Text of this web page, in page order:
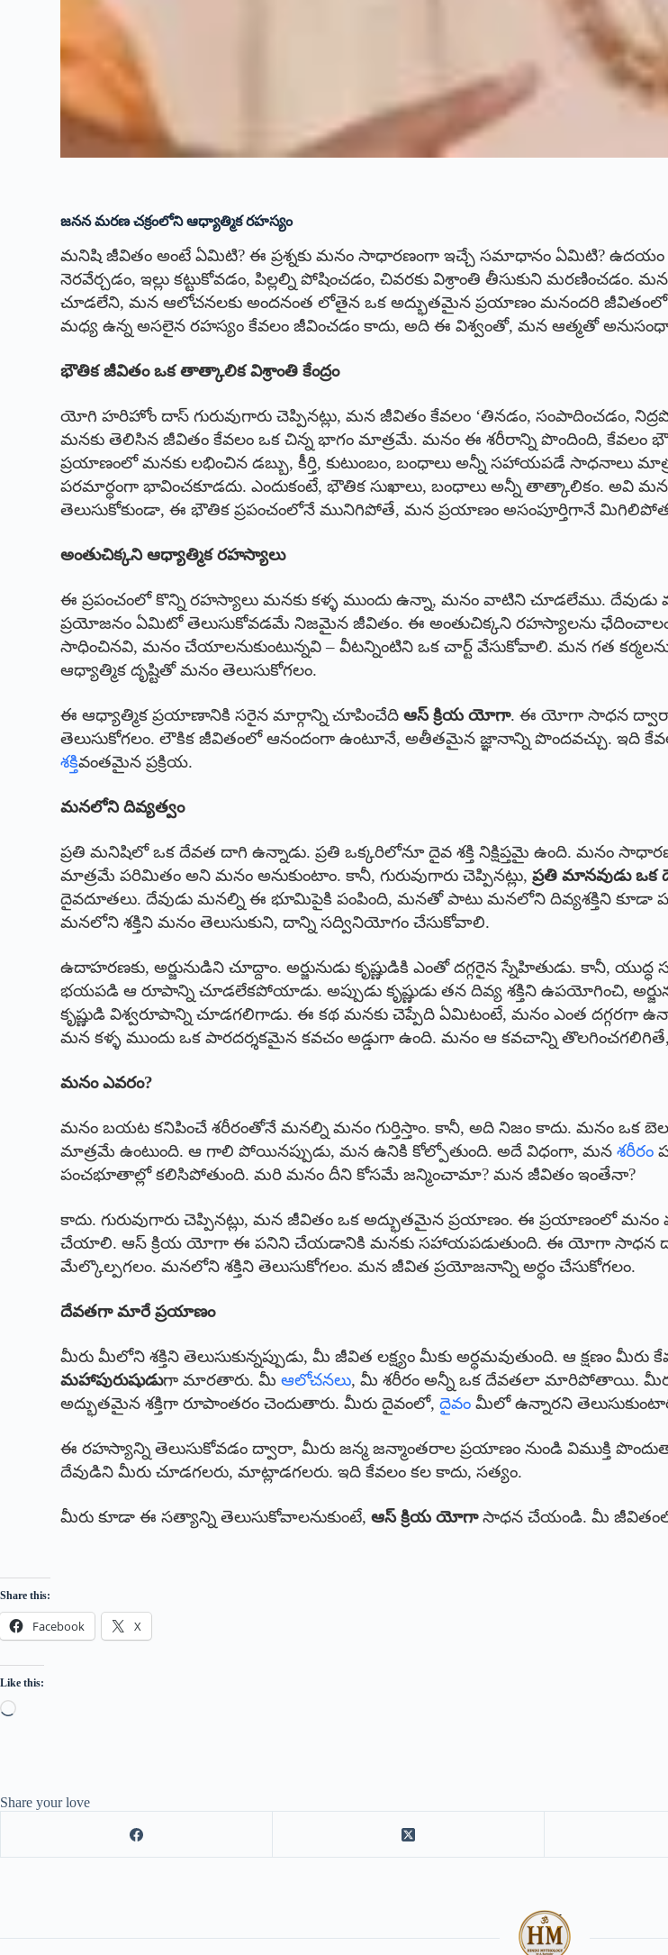
జనన మరణ చక్రంలోని ఆధ్యాత్మిక రహస్యం
మనిషి జీవితం అంటే ఏమిటి? ఈ ప్రశ్నకు మనం సాధారణంగా ఇచ్చే సమాధానం ఏమిటి? ఉదయం
నెరవేర్చడం, ఇల్లు కట్టుకోవడం, పిల్లల్ని పోషించడం, చివరకు విశ్రాంతి తీసుకుని
చూడలేని, మన ఆలోచనలకు అందనంత లోతైన ఒక అద్భుతమైన ప్రయాణం మనందరి జీవితంలో
మధ్య ఉన్న అసలైన రహస్యం కేవలం జీవించడం కాదు, అది ఈ విశ్వంతో, మన ఆత్మతో
భౌతిక జీవితం ఒక తాత్కాలిక విశ్రాంతి కేంద్రం
యోగి హరిహోం దాస్ గురువుగారు చెప్పినట్లు, మన జీవితం కేవలం ‘తినడం, సంపాదించడం,
మనకు తెలిసిన జీవితం కేవలం ఒక చిన్న భాగం మాత్రమే. మనం ఈ శరీరాన్ని పొందింది, కేవలం
ప్రయాణంలో మనకు లభించిన డబ్బు, కీర్తి, కుటుంబం, బంధాలు అన్నీ సహాయపడే
పరమార్థంగా భావించకూడదు. ఎందుకంటే, భౌతిక సుఖాలు, బంధాలు అన్నీ తాత్కాలికం. అవి
తెలుసుకోకుండా, ఈ భౌతిక ప్రపంచంలోనే మునిగిపోతే, మన ప్రయాణం అసంపూర్తిగానే
అంతుచిక్కని ఆధ్యాత్మిక రహస్యాలు
ఈ ప్రపంచంలో కొన్ని రహస్యాలు మనకు కళ్ళ ముందు ఉన్నా, మనం వాటిని చూడలేము.
ప్రయోజనం ఏమిటో తెలుసుకోవడమే నిజమైన జీవితం. ఈ అంతుచిక్కని రహస్యాలను
సాధించినవి, మనం చేయాలనుకుంటున్నవి – వీటన్నింటిని ఒక చార్ట్ వేసుకోవాలి. మన గత
ఆధ్యాత్మిక దృష్టితో మనం తెలుసుకోగలం.
ఈ ఆధ్యాత్మిక ప్రయాణానికి సరైన మార్గాన్ని చూపించేదిఆస్ క్రియ యోగా. ఈ యోగా సాధన ద్వారా,
తెలుసుకోగలం. లౌకిక జీవితంలో ఆనందంగా ఉంటూనే, అతీతమైన జ్ఞానాన్ని పొందవచ్చు. ఇది
శక్తివంతమైన ప్రక్రియ.
మనలోని దివ్యత్వం
ప్రతి మనిషిలో ఒక దేవత దాగి ఉన్నాడు. ప్రతి ఒక్కరిలోనూ దైవ శక్తి నిక్షిప్తమై ఉంది. మనం
మాత్రమే పరిమితం అని మనం అనుకుంటాం. కానీ, గురువుగారు చెప్పినట్లు,ప్రతి మానవుడు ఒక
దైవదూతలు. దేవుడు మనల్ని ఈ భూమిపైకి పంపింది, మనతో పాటు మనలోని దివ్యశక్తిని
మనలోని శక్తిని మనం తెలుసుకుని, దాన్ని సద్వినియోగం చేసుకోవాలి.
ఉదాహరణకు, అర్జునుడిని చూద్దాం. అర్జునుడు కృష్ణుడికి ఎంతో దగ్గరైన స్నేహితుడు. కానీ,
భయపడి ఆ రూపాన్ని చూడలేకపోయాడు. అప్పుడు కృష్ణుడు తన దివ్య శక్తిని ఉపయోగించి,
కృష్ణుడి విశ్వరూపాన్ని చూడగలిగాడు. ఈ కథ మనకు చెప్పేది ఏమిటంటే, మనం ఎంత
మన కళ్ళ ముందు ఒక పారదర్శకమైన కవచం అడ్డుగా ఉంది. మనం ఆ కవచాన్ని
మనం ఎవరం?
మనం బయట కనిపించే శరీరంతోనే మనల్ని మనం గుర్తిస్తాం. కానీ, అది నిజం కాదు. మనం ఒక
మాత్రమే ఉంటుంది. ఆ గాలి పోయినప్పుడు, మన ఉనికి కోల్పోతుంది. అదే విధంగా, మనశరీరం
పంచభూతాల్లో కలిసిపోతుంది. మరి మనం దీని కోసమే జన్మించామా? మన జీవితం ఇంతేనా?
కాదు. గురువుగారు చెప్పినట్లు, మన జీవితం ఒక అద్భుతమైన ప్రయాణం. ఈ ప్రయాణంలో మనం
చేయాలి. ఆస్ క్రియ యోగా ఈ పనిని చేయడానికి మనకు సహాయపడుతుంది. ఈ యోగా సాధన
మేల్కొల్పగలం. మనలోని శక్తిని తెలుసుకోగలం. మన జీవిత ప్రయోజనాన్ని అర్థం చేసుకోగలం.
దేవతగా మారే ప్రయాణం
మీరు మీలోని శక్తిని తెలుసుకున్నప్పుడు, మీ జీవిత లక్ష్యం మీకు అర్థమవుతుంది. ఆ క్షణం
మహాపురుషుడుగా మారతారు. మీఆలోచనలు, మీ శరీరం అన్నీ ఒక దేవతలా మారిపోతాయి. మీరు
అద్భుతమైన శక్తిగా రూపాంతరం చెందుతారు. మీరు దైవంలో,దైవం మీలో ఉన్నారని
ఈ రహస్యాన్ని తెలుసుకోవడం ద్వారా, మీరు జన్మ జన్మాంతరాల ప్రయాణం నుండి విముక్తి
దేవుడిని మీరు చూడగలరు, మాట్లాడగలరు. ఇది కేవలం కల కాదు, సత్యం.
మీరు కూడా ఈ సత్యాన్ని తెలుసుకోవాలనుకుంటే,ఆస్ క్రియ యోగాసాధన చేయండి. మీ జీవితంలో
Share this:
Facebook X
Like this:
Share your love